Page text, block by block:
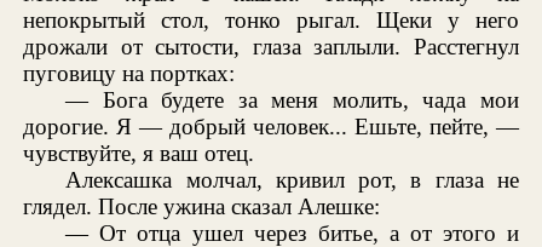
непокрытый стол, тонко рыгал. Щеки у него
дрожали от сытости, глаза заплыли. Расстегнул
пуговицу на портках:
— Бога будете за меня молить, чада мои
дорогие. Я — добрый человек... Ешьте, пейте, —
чувствуйте, я ваш отец.
Алексашка молчал, кривил рот, в глаза не
глядел. После ужина сказал Алешке:
— От отца ушел через битье, а от этого и